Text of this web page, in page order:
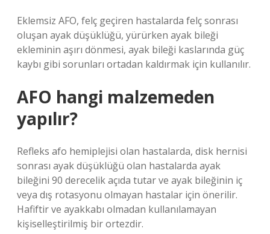
Eklemsiz AFO, felç geçiren hastalarda felç sonrası
oluşan ayak düşüklüğü, yürürken ayak bileği
ekleminin aşırı dönmesi, ayak bileği kaslarında güç
kaybı gibi sorunları ortadan kaldırmak için kullanılır.
AFO hangi malzemeden
yapılır?
Refleks afo hemiplejisi olan hastalarda, disk hernisi
sonrası ayak düşüklüğü olan hastalarda ayak
bileğini 90 derecelik açıda tutar ve ayak bileğinin iç
veya dış rotasyonu olmayan hastalar için önerilir.
Hafiftir ve ayakkabı olmadan kullanılamayan
kişiselleştirilmiş bir ortezdir.